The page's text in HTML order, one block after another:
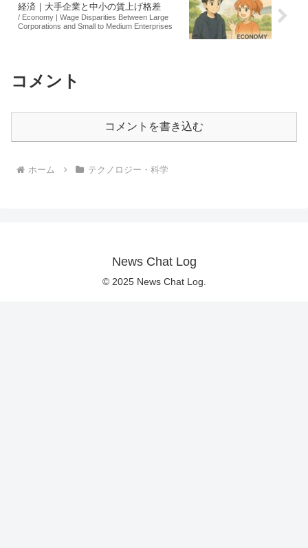
経済｜大手企業と中小の賃上げ格差
/ Economy | Wage Disparities Between Large
Corporations and Small to Medium Enterprises
コメント
コメントを書き込む
ホーム テクノロジー・科学
News Chat Log
© 2025 News Chat Log.